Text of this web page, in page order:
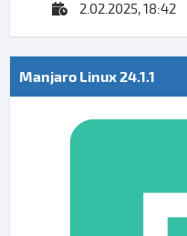
2.02.2025, 18:42
Manjaro Linux 24.1.1